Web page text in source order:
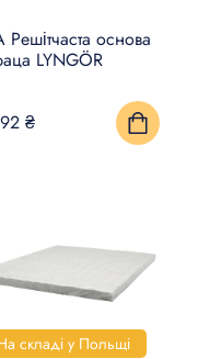
Решітчаста основа
LYNGÖR
₴
складі у Польщі